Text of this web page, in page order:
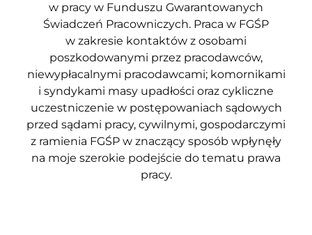
w pracy w Funduszu Gwarantowanych
Świadczeń Pracowniczych. Praca w FGŚP
w zakresie kontaktów z osobami
poszkodowanymi przez pracodawców,
niewypłacalnymi pracodawcami; komornikami
i syndykami masy upadłości oraz cykliczne
uczestniczenie w postępowaniach sądowych
przed sądami pracy, cywilnymi, gospodarczymi
z ramienia FGŚP w znaczący sposób wpłynęły
na moje szerokie podejście do tematu prawa
pracy.